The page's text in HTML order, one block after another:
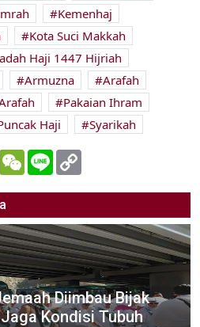
Kemenhaj
Kota Suci Makkah
Haji 1447 Hijriah
Armuzna
Arafah
Pakaian Ihram
Haji
Syarikah
SkypeWeChatLine
Diimbau Bijak
Kondisi Tubuh